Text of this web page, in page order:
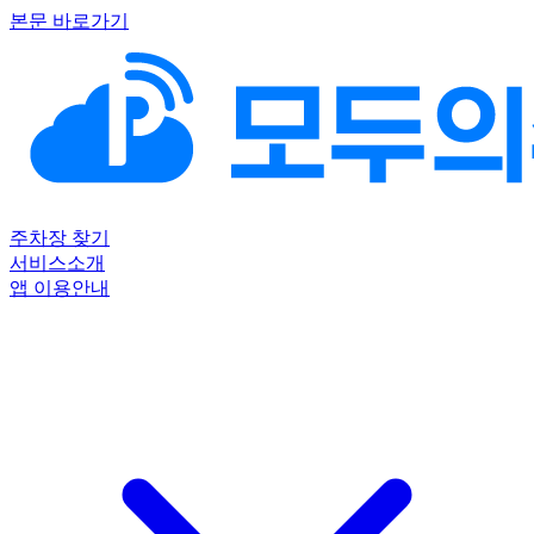
본문 바로가기
주차장 찾기
서비스소개
앱 이용안내